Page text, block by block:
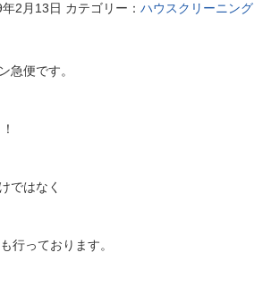
2月13日 カテゴリー： ハウスクリーニング
便です。
ではなく
行っております。